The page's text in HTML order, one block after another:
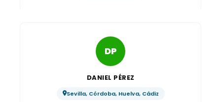
DP
DANIEL PÉREZ
Sevilla, Córdoba, Huelva, Cádiz